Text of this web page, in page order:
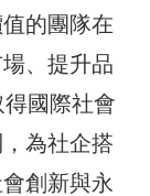
的團隊在
、提升品
國際社會
為社企搭
創新與永